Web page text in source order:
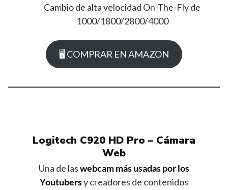
Cambio de alta velocidad On-The-Fly de
1000/1800/2800/4000
🖥 COMPRAR EN AMAZON
Logitech C920 HD Pro – Cámara
Web
Una de laswebcam más usadas por los
Youtubersy creadores de contenidos